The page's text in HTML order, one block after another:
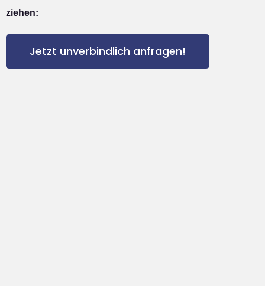
ziehen:
Jetzt unverbindlich anfragen!